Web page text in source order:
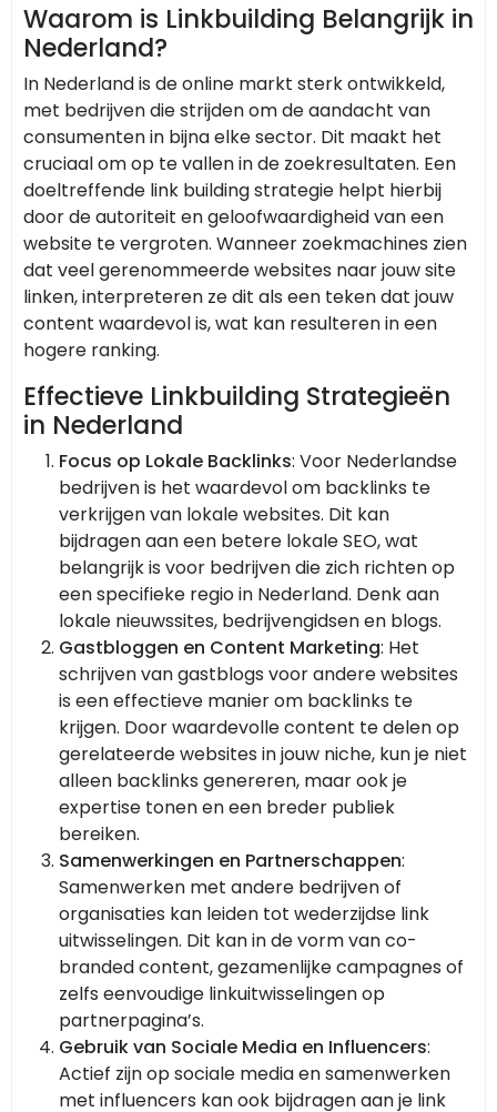
Waarom is Linkbuilding Belangrijk in
Nederland?
In Nederland is de online markt sterk ontwikkeld,
met bedrijven die strijden om de aandacht van
consumenten in bijna elke sector. Dit maakt het
cruciaal om op te vallen in de zoekresultaten. Een
doeltreffende link building strategie helpt hierbij
door de autoriteit en geloofwaardigheid van een
website te vergroten. Wanneer zoekmachines zien
dat veel gerenommeerde websites naar jouw site
linken, interpreteren ze dit als een teken dat jouw
content waardevol is, wat kan resulteren in een
hogere ranking.
Effectieve Linkbuilding Strategieën
in Nederland
Focus op Lokale Backlinks: Voor Nederlandse
bedrijven is het waardevol om backlinks te
verkrijgen van lokale websites. Dit kan
bijdragen aan een betere lokale SEO, wat
belangrijk is voor bedrijven die zich richten op
een specifieke regio in Nederland. Denk aan
lokale nieuwssites, bedrijvengidsen en blogs.
Gastbloggen en Content Marketing: Het
schrijven van gastblogs voor andere websites
is een effectieve manier om backlinks te
krijgen. Door waardevolle content te delen op
gerelateerde websites in jouw niche, kun je niet
alleen backlinks genereren, maar ook je
expertise tonen en een breder publiek
bereiken.
Samenwerkingen en Partnerschappen:
Samenwerken met andere bedrijven of
organisaties kan leiden tot wederzijdse link
uitwisselingen. Dit kan in de vorm van co-
branded content, gezamenlijke campagnes of
zelfs eenvoudige linkuitwisselingen op
partnerpagina’s.
Gebruik van Sociale Media en Influencers:
Actief zijn op sociale media en samenwerken
met influencers kan ook bijdragen aan je link